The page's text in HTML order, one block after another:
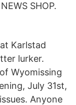
SHOP.
Karlstad
lurker.
Wyomissing
July 31st,
Anyone